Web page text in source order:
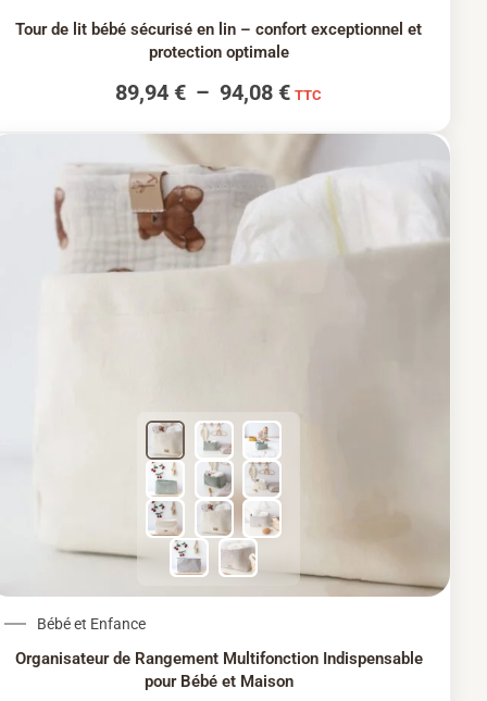
Tour de lit bébé sécurisé en lin – confort exceptionnel et
protection optimale
89,94 € – 94,08 € TTC
Bébé et Enfance
Organisateur de Rangement Multifonction Indispensable
pour Bébé et Maison